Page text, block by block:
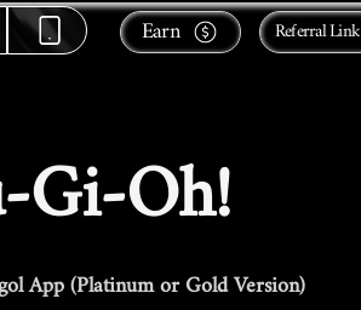
Earn Referral Link
Oh!
App (Platinum or Gold Version)